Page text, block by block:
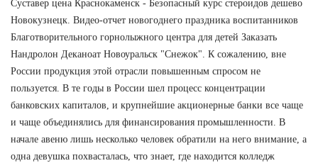
Суставер цена Краснокаменск - Безопасный курс стероидов дешево
Новокузнецк. Видео-отчет новогоднего праздника воспитанников
Благотворительного горнолыжного центра для детей Заказать
Нандролон Деканоат Новоуральск "Снежок". К сожалению, вне
России продукция этой отрасли повышенным спросом не
пользуется. В те годы в России шел процесс концентрации
банковских капиталов, и крупнейшие акционерные банки все чаще
и чаще объединялись для финансирования промышленности. В
начале авеню лишь несколько человек обратили на него внимание, а
одна девушка похвасталась, что знает, где находится колледж